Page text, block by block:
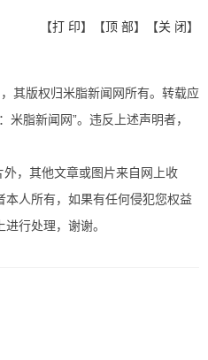
【打 印】【顶 部】【关 闭】
其版权归米脂新闻网所有。转载应
米脂新闻网”。违反上述声明者，
，其他文章或图片来自网上收
人所有，如果有任何侵犯您权益
行处理，谢谢。